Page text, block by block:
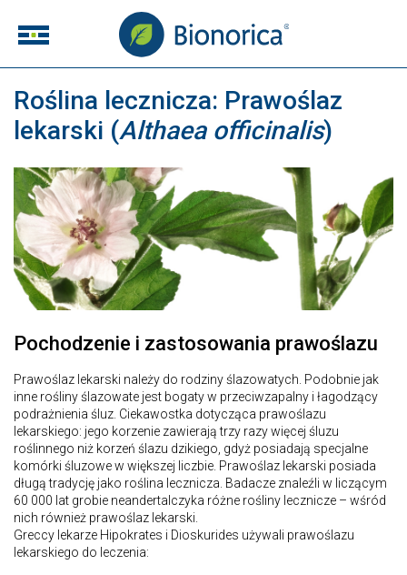
Roślina lecznicza: Prawoślaz
lekarski (Althaea officinalis)
Pochodzenie i zastosowania prawoślazu
Prawoślaz lekarski należy do rodziny ślazowatych. Podobnie jak
inne rośliny ślazowate jest bogaty w przeciwzapalny i łagodzący
podrażnienia śluz. Ciekawostka dotycząca prawoślazu
lekarskiego: jego korzenie zawierają trzy razy więcej śluzu
roślinnego niż korzeń ślazu dzikiego, gdyż posiadają specjalne
komórki śluzowe w większej liczbie. Prawoślaz lekarski posiada
długą tradycję jako roślina lecznicza. Badacze znaleźli w liczącym
60 000 lat grobie neandertalczyka różne rośliny lecznicze – wśród
nich również prawoślaz lekarski.
Greccy lekarze Hipokrates i Dioskurides używali prawoślazu
lekarskiego do leczenia: